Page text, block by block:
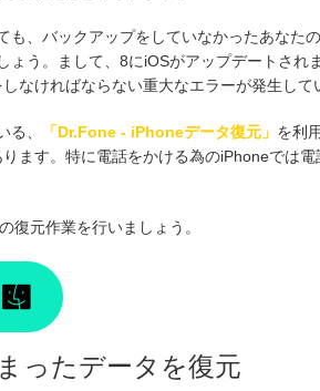
、バックアップをしていなかったあなた
う。まして、8にiOSがアップデートされ
なければならない重大なエラーが発生し
、 「Dr.Fone - iPhoneデータ復元 」 を利
ます。特に電話をかける為のiPhoneでは
復元作業を行いましょう。
ったデータを復元